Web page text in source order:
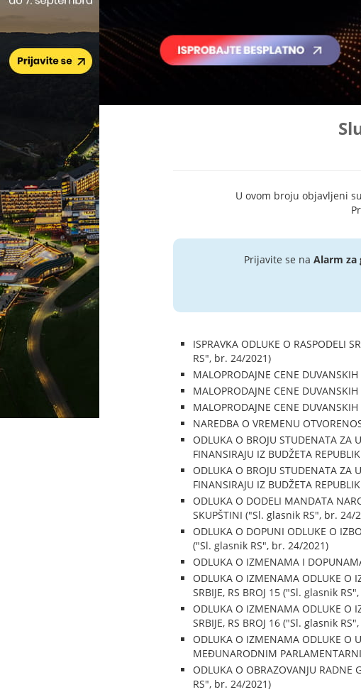
U ovom broju objavljeni
Prijavite se na Alarm za
ISPRAVKA ODLUKE O RASPODELI
RS", br. 24/2021)
MALOPRODAJNE CENE
MALOPRODAJNE CENE
MALOPRODAJNE CENE
NAREDBA O VREMENU
ODLUKA O BROJU STUDENATA ZA
FINANSIRAJU IZ BUDŽETA
ODLUKA O BROJU STUDENATA ZA
FINANSIRAJU IZ BUDŽETA
ODLUKA O DODELI MANDATA
SKUPŠTINI ("Sl. glasnik RS", br. 24/
ODLUKA O DOPUNI ODLUKE O
("Sl. glasnik RS", br. 24/2021)
ODLUKA O IZMENAMA I
ODLUKA O IZMENAMA ODLUKE O
SRBIJE, RS BROJ 15 ("Sl. glasnik
ODLUKA O IZMENAMA ODLUKE O
SRBIJE, RS BROJ 16 ("Sl. glasnik
ODLUKA O IZMENAMA ODLUKE O
MEĐUNARODNIM
ODLUKA O OBRAZOVANJU RADNE
RS", br. 24/2021)